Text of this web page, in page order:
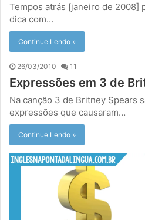
Tempos atrás [janeiro de 2008]
dica com…
Continue Lendo »
26/03/2010 11
Expressões em 3 de
Na canção 3 de Britney Spears
expressões que causaram…
Continue Lendo »